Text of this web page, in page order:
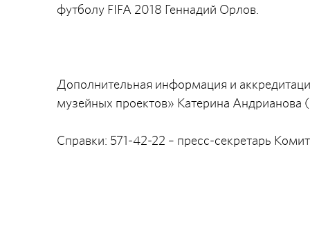
футболу FIFA 2018 Геннадий Орлов.
Дополнительная информация и
музейных проектов» Катерина
Справки: 571-42-22 – пресс-секретарь